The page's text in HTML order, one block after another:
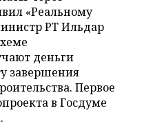
«Реальному
РТ Ильдар
деньги
завершения
Первое
в Госдуме